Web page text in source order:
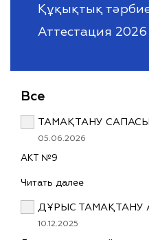
Құқықтық
Аттестация 2026
Все
ТАМАҚТАНУ
05.06.2026
АКТ №9
Читать далее
ДҰРЫС ТАМАҚТАНУ
10.12.2025